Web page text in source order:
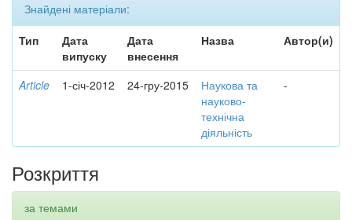
Знайдені матеріали:
Тип
Дата
випуску
Дата
внесення
Назва Автор(и)
Article 1-січ-2012 24-гру-2015
Наукова та
науково-
технічна
діяльність
-
Розкриття
за темами